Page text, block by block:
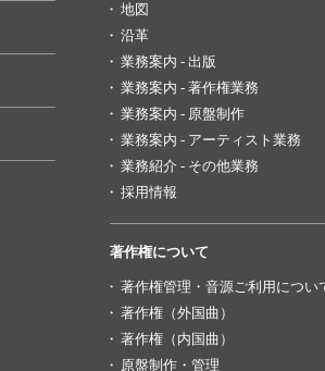
地図
沿革
業務案内 - 出版
業務案内 - 著作権業務
業務案内 - 原盤制作
業務案内 - アーティスト業務
業務紹介 - その他業務
採用情報
著作権について
著作権管理・音源ご利用につい
著作権（外国曲）
著作権（内国曲）
原盤制作・管理